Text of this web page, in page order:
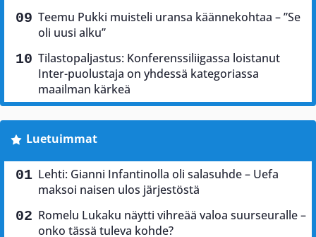
Teemu Pukki muisteli uransa käännekohtaa – ”Se
oli uusi alku”
Tilastopaljastus: Konferenssiliigassa loistanut
Inter-puolustaja on yhdessä kategoriassa
maailman kärkeä
Luetuimmat
Lehti: Gianni Infantinolla oli salasuhde – Uefa
maksoi naisen ulos järjestöstä
Romelu Lukaku näytti vihreää valoa suurseuralle –
onko tässä tuleva kohde?